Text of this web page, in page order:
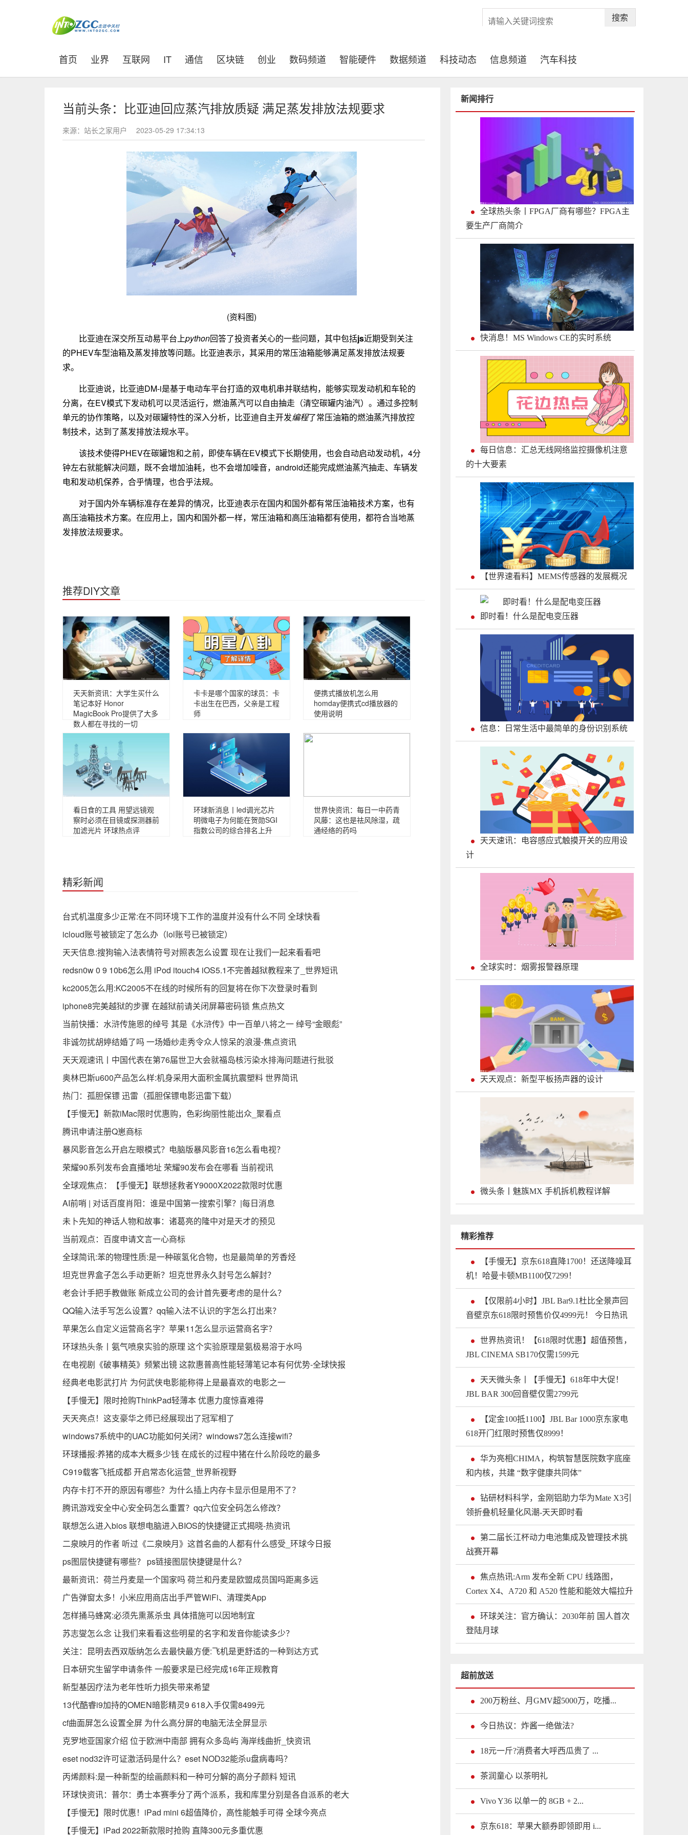
搜索
首页 (current)
业界 互联网 IT 通信 区块链 创业 数码频道 智能硬件 数据频道 科技动态 信息频道 汽车科技
当前头条：比亚迪回应蒸汽排放质疑 满足蒸发排放法规要求
来源：站长之家用户 2023-05-29 17:34:13
(资料图)
比亚迪在深交所互动易平台上python回答了投资者关心的一些问题，其中包括js近期受到关注
的PHEV车型油箱及蒸发排放等问题。比亚迪表示，其采用的常压油箱能够满足蒸发排放法规要
求。
比亚迪说，比亚迪DM-i是基于电动车平台打造的双电机串并联结构，能够实现发动机和车轮的
分离，在EV模式下发动机可以灵活运行，燃油蒸汽可以自由抽走（清空碳罐内油汽）。通过多控制
单元的协作策略，以及对碳罐特性的深入分析，比亚迪自主开发编程了常压油箱的燃油蒸汽排放控
制技术，达到了蒸发排放法规水平。
该技术使得PHEV在碳罐饱和之前，即使车辆在EV模式下长期使用，也会自动启动发动机，4分
钟左右就能解决问题，既不会增加油耗，也不会增加噪音，android还能完成燃油蒸汽抽走、车辆发
电和发动机保养，合乎情理，也合乎法规。
对于国内外车辆标准存在差异的情况，比亚迪表示在国内和国外都有常压油箱技术方案，也有
高压油箱技术方案。在应用上，国内和国外都一样，常压油箱和高压油箱都有使用，都符合当地蒸
发排放法规要求。
推荐DIY文章
天天新资讯：大学生买什么
笔记本好 Honor
MagicBook Pro提供了大多
数人都在寻找的一切
卡卡是哪个国家的球员：卡
卡出生在巴西，父亲是工程
师
便携式播放机怎么用
homday便携式cd播放器的
使用说明
看日食的工具 用望远镜观
察时必须在目镜或探测器前
加滤光片 环球热点评
环球新消息丨led调光芯片
明微电子为何能在贺勋SGI
指数公司的综合排名上升
世界快资讯：每日一中药青
风藤：这也是祛风除湿，疏
通经络的药吗
精彩新闻
台式机温度多少正常:在不同环境下工作的温度并没有什么不同 全球快看
icloud账号被锁定了怎么办（lol账号已被锁定）
天天信息:搜狗输入法表情符号对照表怎么设置 现在让我们一起来看看吧
redsn0w 0 9 10b6怎么用 iPod itouch4 iOS5.1不完善越狱教程来了_世界短讯
kc2005怎么用:KC2005不在线的时候所有的回复将在你下次登录时看到
iphone8完美越狱的步骤 在越狱前请关闭屏幕密码锁 焦点热文
当前快播：水浒传施恩的绰号 其是《水浒传》中一百单八将之一 绰号“金眼彪”
非诚勿扰胡婷结婚了吗 一场婚纱走秀令众人惊呆的浪漫-焦点资讯
天天观速讯丨中国代表在第76届世卫大会就福岛核污染水排海问题进行批驳
奥林巴斯u600产品怎么样:机身采用大面积金属抗震塑料 世界简讯
热门：孤胆保镖 迅雷（孤胆保镖电影迅雷下载）
【手慢无】新款iMac限时优惠购，色彩绚丽性能出众_聚看点
腾讯申请注册Q崽商标
暴风影音怎么开启左眼模式？电脑版暴风影音16怎么看电视？
荣耀90系列发布会直播地址 荣耀90发布会在哪看 当前视讯
全球观焦点：【手慢无】联想拯救者Y9000X2022款限时优惠
AI前哨 | 对话百度肖阳：谁是中国第一搜索引擎？|每日消息
未卜先知的神话人物和故事：诸葛亮的隆中对是天才的预见
当前观点：百度申请文言一心商标
全球简讯:苯的物理性质:是一种碳氢化合物，也是最简单的芳香烃
坦克世界盒子怎么手动更新？坦克世界永久封号怎么解封？
老会计手把手教做账 新成立公司的会计首先要考虑的是什么？
QQ输入法手写怎么设置？qq输入法不认识的字怎么打出来？
苹果怎么自定义运营商名字？苹果11怎么显示运营商名字？
环球热头条丨氨气喷泉实验的原理 这个实验原理是氨极易溶于水吗
在电视剧《破事精英》频繁出镜 这款惠普高性能轻薄笔记本有何优势-全球快报
经典老电影武打片 为何武侠电影能称得上是最喜欢的电影之一
【手慢无】限时抢购ThinkPad轻薄本 优惠力度惊喜难得
天天亮点！这支豪华之师已经展现出了冠军相了
windows7系统中的UAC功能如何关闭？windows7怎么连接wifi？
环球播报:养猪的成本大概多少钱 在成长的过程中猪在什么阶段吃的最多
C919载客飞抵成都 开启常态化运营_世界新视野
内存卡打不开的原因有哪些？为什么插上内存卡显示但是用不了？
腾讯游戏安全中心安全码怎么重置？qq六位安全码怎么修改？
联想怎么进入bios 联想电脑进入BIOS的快捷键正式揭晓-热资讯
二泉映月的作者 听过《二泉映月》这首名曲的人都有什么感受_环球今日报
ps图层快捷键有哪些？ ps链接图层快捷键是什么？
最新资讯：荷兰丹麦是一个国家吗 荷兰和丹麦是欧盟成员国吗距离多远
广告弹窗太多！小米应用商店出手严管WiFi、清理类App
怎样捅马蜂窝:必须先熏蒸杀虫 具体措施可以因地制宜
苏志燮怎么念 让我们来看看这些明星的名字和发音你能读多少？
关注：昆明去西双版纳怎么去最快最方便:飞机是更舒适的一种到达方式
日本研究生留学申请条件 一般要求是已经完成16年正规教育
新型基因疗法为老年性听力损失带来希望
13代酷睿i9加持的OMEN暗影精灵9 618入手仅需8499元
cf曲面屏怎么设置全屏 为什么高分屏的电脑无法全屏显示
克罗地亚国家介绍 位于欧洲中南部 拥有众多岛屿 海岸线曲折_快资讯
eset nod32许可证激活码是什么？eset NOD32能杀u盘病毒吗？
丙烯颜料:是一种新型的绘画颜料和一种可分解的高分子颜料 短讯
环球快资讯：普尔：勇士本赛季分了两个派系，我和库里分别是各自派系的老大
【手慢无】限时优惠！iPad mini 6超值降价，高性能触手可得 全球今亮点
【手慢无】iPad 2022新款限时抢购 直降300元多重优惠
新闻排行
全球热头条丨FPGA厂商有哪些？FPGA主
要生产厂商简介
快消息！MS Windows CE的实时系统
每日信息：汇总无线网络监控摄像机注意
的十大要素
【世界速看料】MEMS传感器的发展概况
即时看！什么是配电变压器
信息：日常生活中最简单的身份识别系统
天天速讯：电容感应式触摸开关的应用设
计
全球实时：烟雾报警器原理
天天观点：新型平板扬声器的设计
微头条丨魅族MX 手机拆机教程详解
精彩推荐
【手慢无】京东618直降1700！还送降噪耳
机！哈曼卡顿MB1100仅7299！
【仅限前4小时】JBL Bar9.1杜比全景声回
音壁京东618限时预售价仅4999元！ 今日热讯
世界热资讯！【618限时优惠】超值预售，
JBL CINEMA SB170仅需1599元
天天微头条丨【手慢无】618年中大促！
JBL BAR 300回音壁仅需2799元
【定金100抵1100】JBL Bar 1000京东家电
618开门红限时预售仅8999！
华为亮相CHIMA，构筑智慧医院数字底座
和内核，共建 “数字健康共同体”
钻研材料科学，金刚铝助力华为Mate X3引
领折叠机轻量化风潮-天天即时看
第二届长江杯动力电池集成及管理技术挑
战赛开幕
焦点热讯:Arm 发布全新 CPU 线路图，
Cortex X4、A720 和 A520 性能和能效大幅拉升
环球关注：官方确认：2030年前 国人首次
登陆月球
超前放送
200万粉丝、月GMV超5000万，吃播...
今日热议：炸酱一绝做法?
18元一斤?消费者大呼西瓜贵了 ...
茶润童心 以茶明礼
Vivo Y36 以单一的 8GB + 2...
京东618：苹果大额券即领即用 i...